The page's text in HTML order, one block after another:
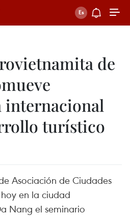
de
internacional
turístico
Asociación de Ciudades
en la ciudad
Nang el seminario